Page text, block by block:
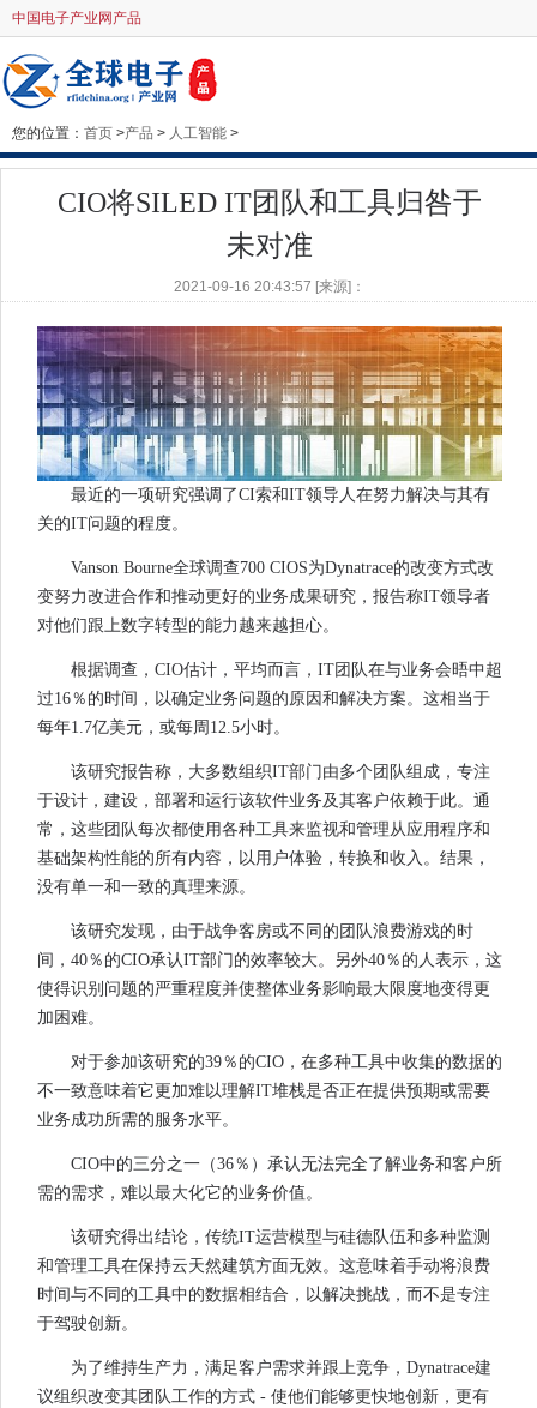
中国电子产业网产品
您的位置： 首页 >产品 > 人工智能 >
CIO将SILED IT团队和工具归咎于
未对准
2021-09-16 20:43:57 [来源]：
最近的一项研究强调了CI索和IT领导人在努力解决与其有
关的IT问题的程度。
Vanson Bourne全球调查700 CIOS为Dynatrace的改变方式改
变努力改进合作和推动更好的业务成果研究，报告称IT领导者
对他们跟上数字转型的能力越来越担心。
根据调查，CIO估计，平均而言，IT团队在与业务会晤中超
过16％的时间，以确定业务问题的原因和解决方案。这相当于
每年1.7亿美元，或每周12.5小时。
该研究报告称，大多数组织IT部门由多个团队组成，专注
于设计，建设，部署和运行该软件业务及其客户依赖于此。通
常，这些团队每次都使用各种工具来监视和管理从应用程序和
基础架构性能的所有内容，以用户体验，转换和收入。结果，
没有单一和一致的真理来源。
该研究发现，由于战争客房或不同的团队浪费游戏的时
间，40％的CIO承认IT部门的效率较大。另外40％的人表示，这
使得识别问题的严重程度并使整体业务影响最大限度地变得更
加困难。
对于参加该研究的39％的CIO，在多种工具中收集的数据的
不一致意味着它更加难以理解IT堆栈是否正在提供预期或需要
业务成功所需的服务水平。
CIO中的三分之一（36％）承认无法完全了解业务和客户所
需的需求，难以最大化它的业务价值。
该研究得出结论，传统IT运营模型与硅德队伍和多种监测
和管理工具在保持云天然建筑方面无效。这意味着手动将浪费
时间与不同的工具中的数据相结合，以解决挑战，而不是专注
于驾驶创新。
为了维持生产力，满足客户需求并跟上竞争，Dynatrace建
议组织改变其团队工作的方式 - 使他们能够更快地创新，更有